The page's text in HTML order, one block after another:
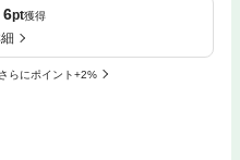
6pt獲得
らにポイント+2%